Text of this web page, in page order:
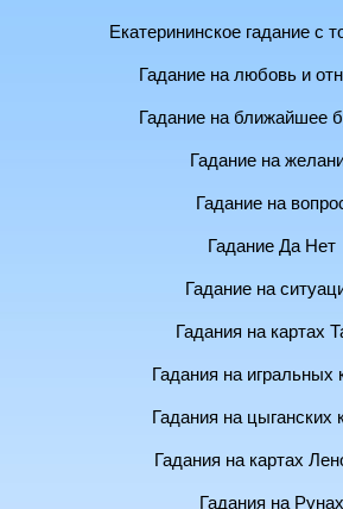
Екатерининское гадание с
Гадание на любовь и
Гадание на ближайшее
Гадание на
Гадание на
Гадание Да Нет
Гадание на
Гадания на картах
Гадания на игральных
Гадания на цыганских
Гадания на картах
Гадания на Рунах